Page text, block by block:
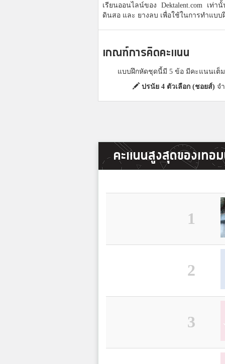
เรียนออนไลน์ของ Dektalent.com เ
ดินสอ และ ยางลบ เพื่อใช้ในการทำแบ
เกณฑ์การคิดคะแนน
แบบฝึกหัดชุดนี้มี 5 ข้อ มีคะแนนเต็
ปรนัย 4 ตัวเลือก (ชอยส์) จ
คะแนนสูงสุดของเทอ
1
2
3